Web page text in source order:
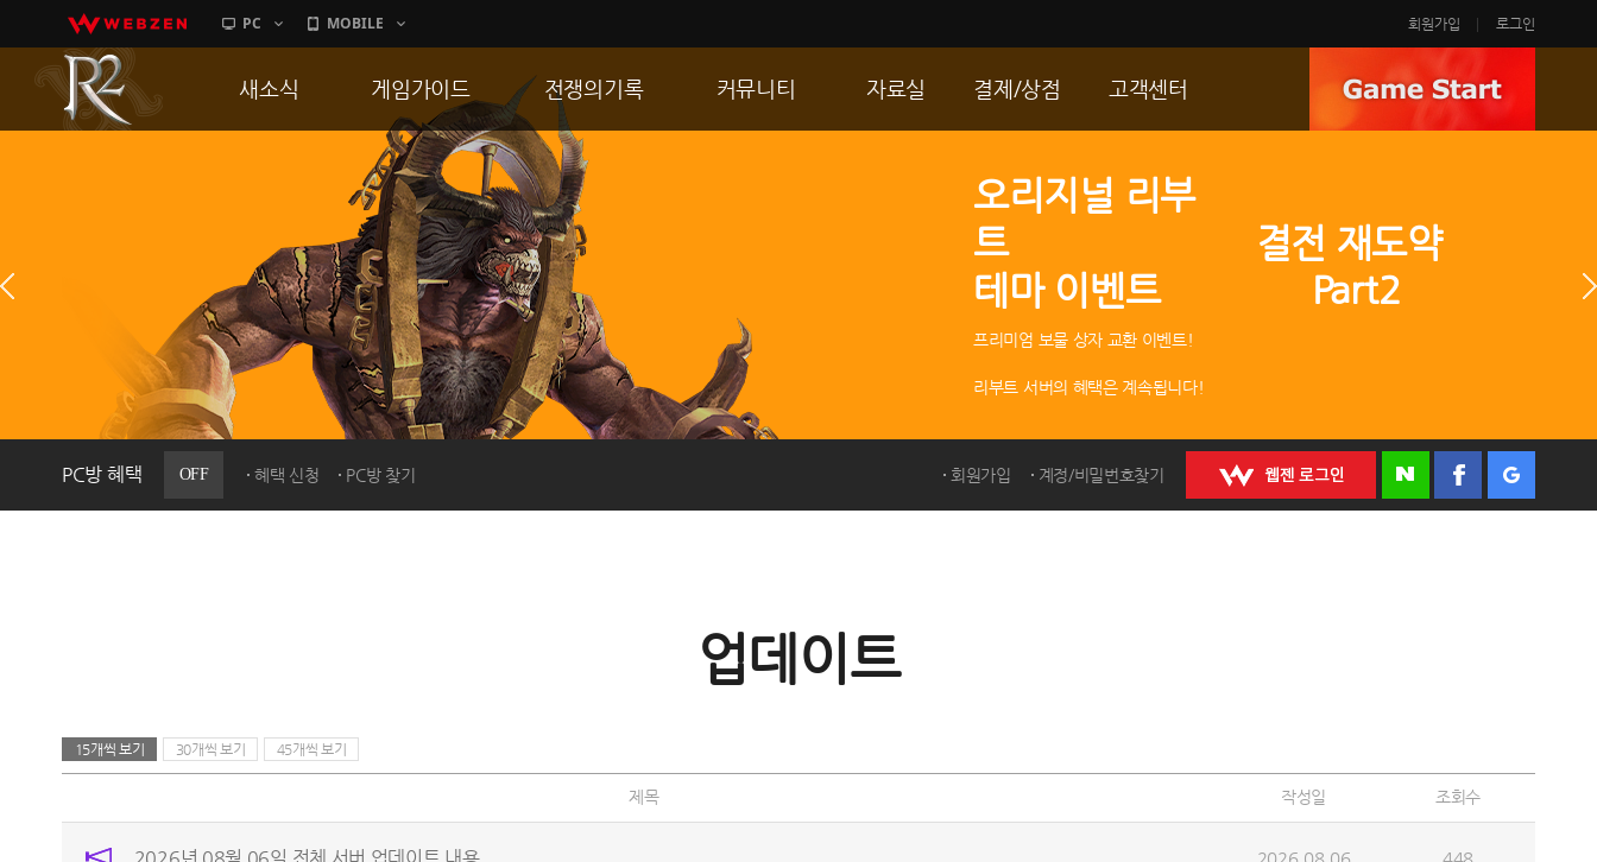
PC MOBILE 회원가입 로그인
오리지널 리부
트 결전 재도약
테마 이벤트 Part2
프리미엄 보물 상자 교환 이벤트!
리부트 서버의 혜택은 계속됩니다!
PC방 혜택 OFF 혜택 신청 PC방 찾기 회원가입 계정/비밀번호찾기
새소식
이벤트
히스토리
PC방으로간다
게임가이드
게임 특징
서버가이드
신병훈련소
세부가이드
통합보급센터
전쟁의기록
통합 길드전
공성 & 스팟
랭킹
R2Match
커뮤니티
GM노트
자료실 결제/상점
마이 Wshop
내 캐시
고객센터
문의/신고
운영정책
업데이트
15개씩 보기 30개씩 보기 45개씩 보기
제목 작성일 조회수
2026.08.06 448